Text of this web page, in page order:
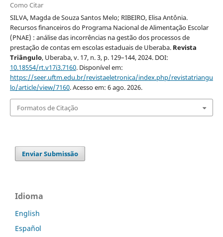
Como Citar
SILVA, Magda de Souza Santos Melo; RIBEIRO, Elisa Antônia.
Recursos financeiros do Programa Nacional de Alimentação Escolar
(PNAE) : análise das incorrências na gestão dos processos de
prestação de contas em escolas estaduais de Uberaba. Revista
Triângulo, Uberaba, v. 17, n. 3, p. 129–144, 2024. DOI:
10.18554/rt.v17i3.7160. Disponível em:
https://seer.uftm.edu.br/revistaeletronica/index.php/revistatriangu
lo/article/view/7160. Acesso em: 6 ago. 2026.
Formatos de Citação
Enviar Submissão
Idioma
English
Español